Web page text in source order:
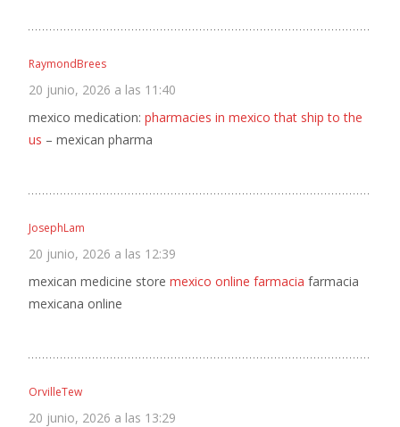
RaymondBrees
20 junio, 2026 a las 11:40
mexico medication: pharmacies in mexico that ship to the
us – mexican pharma
JosephLam
20 junio, 2026 a las 12:39
mexican medicine store mexico online farmacia farmacia
mexicana online
OrvilleTew
20 junio, 2026 a las 13:29